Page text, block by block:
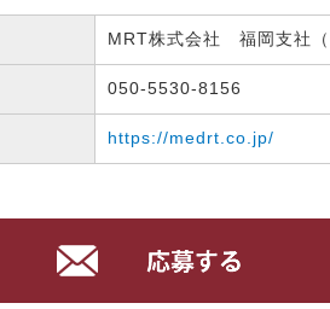
MRT株式会社 福岡支社
050-5530-8156
https://medrt.co.jp/